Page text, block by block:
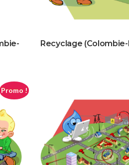
Recyclage
Promo !